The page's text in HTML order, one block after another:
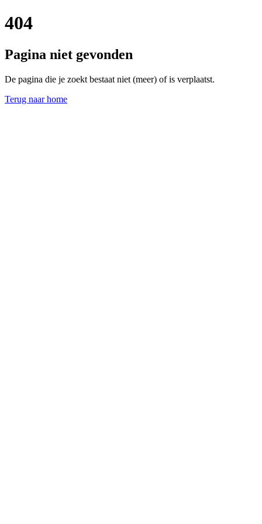
404
Pagina niet gevonden
De pagina die je zoekt bestaat niet (meer) of is verplaatst.
Terug naar home